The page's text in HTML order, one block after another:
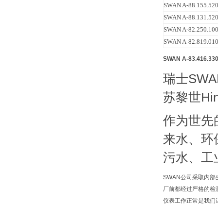
SWAN A-
SWAN A-
SWAN A-
SWAN A-
SWAN A-
瑞士
苏黎世
作为世先
来水、环
污水、工
SWAN公司采取内部
厂前都经过严格的
仪表工作正常是我们